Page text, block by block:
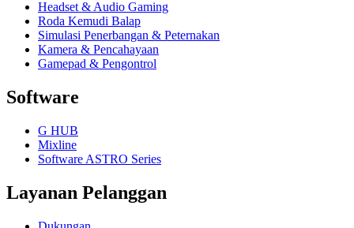
Headset & Audio Gaming
Roda Kemudi Balap
Simulasi Penerbangan & Peternakan
Kamera & Pencahayaan
Gamepad & Pengontrol
Software
G HUB
Mixline
Software ASTRO Series
Layanan Pelanggan